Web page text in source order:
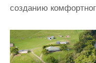
созданию